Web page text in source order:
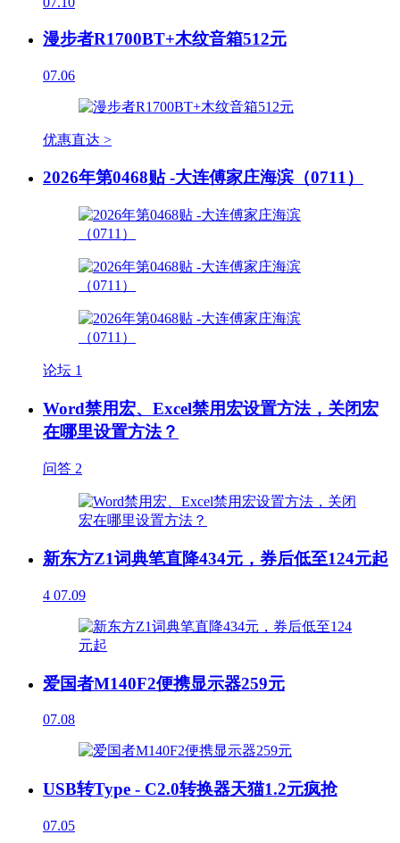
漫步者R1700BT+木纹音箱512元
07.06
优惠直达 >
2026年第0468贴 -大连傅家庄海滨（0711）
论坛 1
Word禁用宏、Excel禁用宏设置方法，关闭宏
在哪里设置方法？
问答 2
新东方Z1词典笔直降434元，券后低至124元起
4 07.09
爱国者M140F2便携显示器259元
07.08
USB转Type - C2.0转换器天猫1.2元疯抢
07.05